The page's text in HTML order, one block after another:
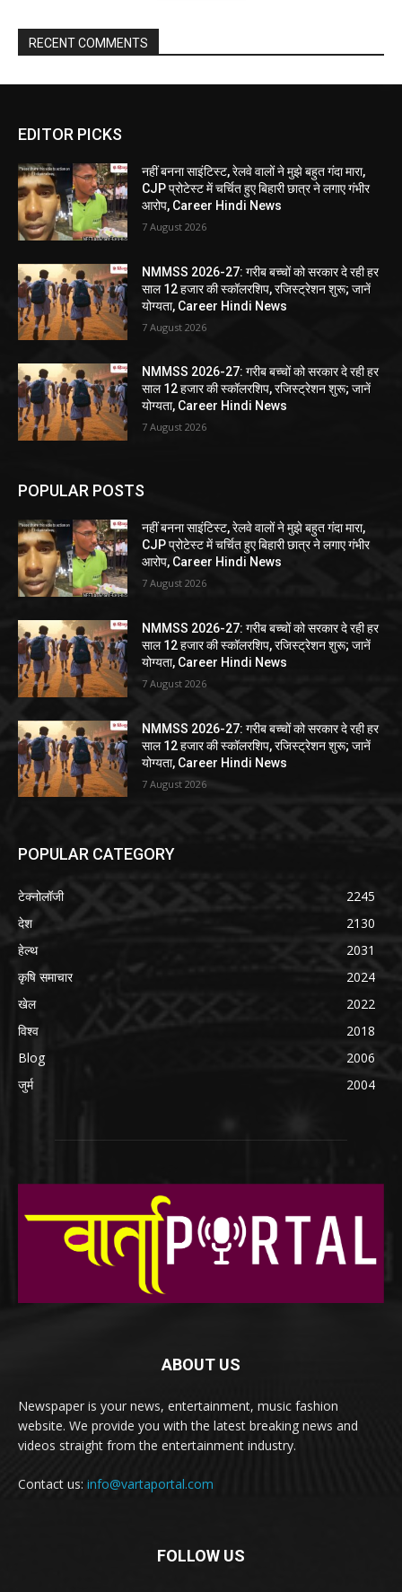
RECENT COMMENTS
EDITOR PICKS
नहीं बनना साइंटिस्ट, रेलवे वालों ने मुझे बहुत गंदा मारा,
CJP प्रोटेस्ट में चर्चित हुए बिहारी छात्र ने लगाए गंभीर
आरोप, Career Hindi News
7 August 2026
NMMSS 2026-27: गरीब बच्चों को सरकार दे रही हर
साल 12 हजार की स्कॉलरशिप, रजिस्ट्रेशन शुरू; जानें
योग्यता, Career Hindi News
7 August 2026
NMMSS 2026-27: गरीब बच्चों को सरकार दे रही हर
साल 12 हजार की स्कॉलरशिप, रजिस्ट्रेशन शुरू; जानें
योग्यता, Career Hindi News
7 August 2026
POPULAR POSTS
नहीं बनना साइंटिस्ट, रेलवे वालों ने मुझे बहुत गंदा मारा,
CJP प्रोटेस्ट में चर्चित हुए बिहारी छात्र ने लगाए गंभीर
आरोप, Career Hindi News
7 August 2026
NMMSS 2026-27: गरीब बच्चों को सरकार दे रही हर
साल 12 हजार की स्कॉलरशिप, रजिस्ट्रेशन शुरू; जानें
योग्यता, Career Hindi News
7 August 2026
NMMSS 2026-27: गरीब बच्चों को सरकार दे रही हर
साल 12 हजार की स्कॉलरशिप, रजिस्ट्रेशन शुरू; जानें
योग्यता, Career Hindi News
7 August 2026
POPULAR CATEGORY
टेक्नोलॉजी
2245
देश
2130
हेल्थ
2031
कृषि समाचार
2024
खेल
2022
विश्व
2018
Blog
2006
जुर्म
2004
ABOUT US
Newspaper is your news, entertainment, music fashion
website. We provide you with the latest breaking news and
videos straight from the entertainment industry.
Contact us: info@vartaportal.com
FOLLOW US